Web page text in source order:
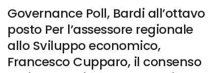
Governance Poll, Bardi all’ottavo
posto Per l’assessore regionale
allo Sviluppo economico,
Francesco Cupparo, il consenso